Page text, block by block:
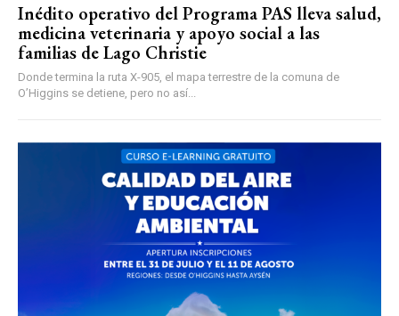
Inédito operativo del Programa PAS lleva salud,
medicina veterinaria y apoyo social a las
familias de Lago Christie
Donde termina la ruta X-905, el mapa terrestre de la comuna de
O’Higgins se detiene, pero no así...